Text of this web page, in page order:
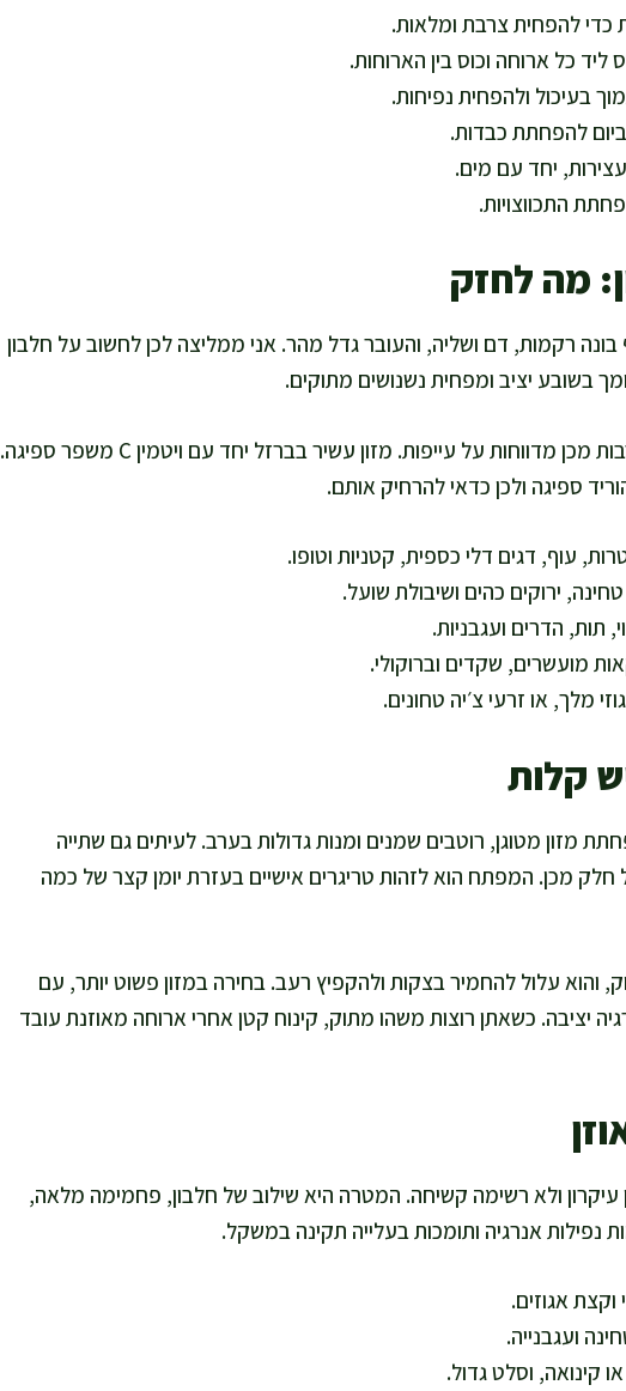
כל ארוחה וכוס בין הארוחות.
בעיכול ולהפחית נפיחות.
יחד עם מים.
התכווצויות.
בונה רקמות, דם ושליה, והעובר גדל מהר. אני ממליצה לכן לחשוב על חלבון
בשובע יציב ומפחית נשנושים מתוקים.
ברזל הוא נושא חשוב כי נפח הדם עולה, ורבות מכן מדווחות על עייפות. מזון עשיר בברזל יחד עם ויטמין C משפר ספיגה.
ספיגה ולכן כדאי להרחיק אותם.
עוף, דגים דלי כספית, קטניות וטופו.
ירוקים כהים ושיבולת שועל.
מועשרים, שקדים וברוקולי.
קלות
מזון מטוגן, רוטבים שמנים ומנות גדולות בערב. לעיתים גם שתייה
מכן. המפתח הוא לזהות טריגרים אישיים בעזרת יומן קצר של כמה
והוא עלול להחמיר בצקות ולהקפיץ רעב. בחירה במזון פשוט יותר, עם
יציבה. כשאתן רוצות משהו מתוק, קינוח קטן אחרי ארוחה מאוזנת עובד
ולא רשימה קשיחה. המטרה היא שילוב של חלבון, פחמימה מלאה,
נפילות אנרגיה ותומכות בעלייה תקינה במשקל.
אגוזים.
ועגבנייה.
קינואה, וסלט גדול.